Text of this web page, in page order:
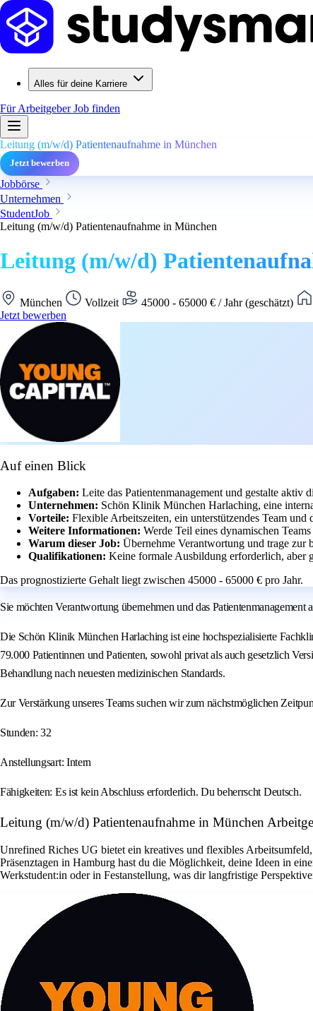
Alles für deine Karriere
Für ArbeitgeberJob finden
Leitung (m/w/d) Patientenaufnahme in München
Jetzt bewerben
Jobbörse
Unternehmen
StudentJob
Leitung (m/w/d) Patientenaufnahme in München
Leitung (m/w/d)
München Vollzeit 45000 - 65000 € / Jahr (geschätzt)
Jetzt bewerben
Auf einen Blick
Aufgaben: Leite das Patientenmanagement und gestalte aktiv
Unternehmen: Schön Klinik München Harlaching, eine
Vorteile: Flexible Arbeitszeiten, ein unterstützendes Team
Weitere Informationen: Werde Teil eines dynamischen
Warum dieser Job: Übernehme Verantwortung und trage zur
Qualifikationen: Keine formale Ausbildung erforderlich, aber
Das prognostizierte Gehalt liegt zwischen 45000 - 65000 € pro Jahr.
Sie möchten Verantwortung übernehmen und das
Die Schön Klinik München Harlaching ist eine hochspezialisierte
79.000 Patientinnen und Patienten, sowohl privat als auch gesetzlich
Behandlung nach neuesten medizinischen Standards.
Zur Verstärkung unseres Teams suchen wir zum nächstmöglichen
Stunden: 32
Anstellungsart: Intern
Fähigkeiten: Es ist kein Abschluss erforderlich. Du beherrscht Deutsch.
Leitung (m/w/d) Patientenaufnahme in München
Unrefined Riches UG bietet ein kreatives und flexibles
Präsenztagen in Hamburg hast du die Möglichkeit, deine Ideen in
Werkstudent:in oder in Festanstellung, was dir langfristige